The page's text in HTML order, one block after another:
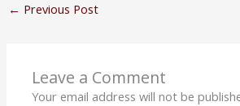
← Previous Post
Leave a Comment
Your email address will not be